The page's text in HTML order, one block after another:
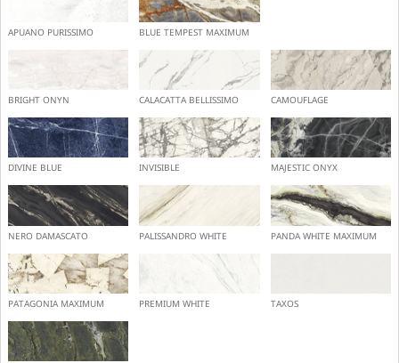
APUANO PURISSIMO BLUE TEMPEST MAXIMUM
BRIGHT ONYN CALACATTA BELLISSIMO CAMOUFLAGE
DIVINE BLUE INVISIBLE MAJESTIC ONYX
NERO DAMASCATO PALISSANDRO WHITE PANDA WHITE MAXIMUM
PATAGONIA MAXIMUM PREMIUM WHITE TAXOS